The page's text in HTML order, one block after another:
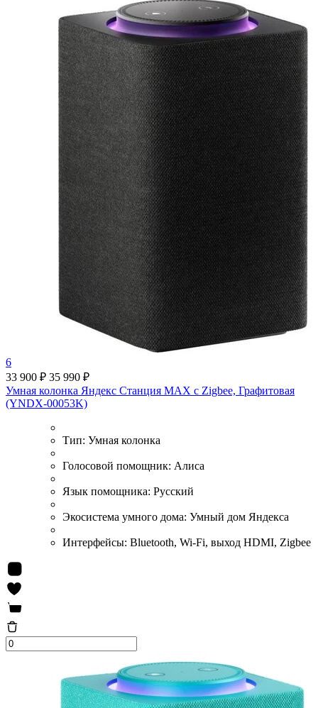
6
33 900 ₽ 35 990 ₽
Умная колонка Яндекс Станция MAX с Zigbee, Графитовая
(YNDX-00053K)
Тип: Умная колонка
Голосовой помощник: Алиса
Язык помощника: Русский
Экосистема умного дома: Умный дом Яндекса
Интерфейсы: Bluetooth, Wi-Fi, выход HDMI, Zigbee